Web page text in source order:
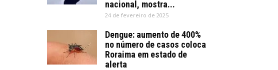
nacional, mostra...
24 de fevereiro de 2025
Dengue: aumento de 400%
no número de casos coloca
Roraima em estado de
alerta